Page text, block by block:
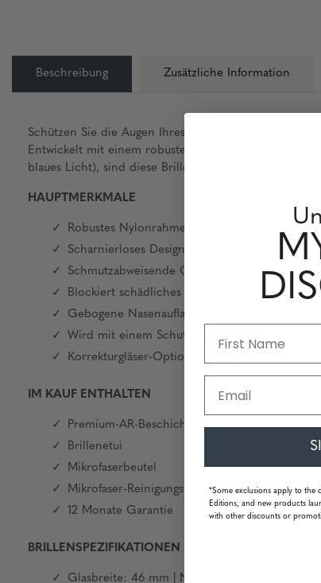
Beschreibung Zusätzliche Information
Schützen Sie die Augen Ihres Kindes im digitalen
Entwickelt mit einem robusten Nylonrahmen und
blaues Licht), sind diese Brillen klinisch getestet
HAUPTMERKMALE
Robustes Nylonrahmenmaterial
Scharnierloses Design für extreme Flexibilität
Schmutzabweisende Glasbeschichtungen
Blockiert schädliches blaues Licht und 100 %
Gebogene Nasenauflage für gleichmäßige
Wird mit einem Schutzetui und Clip geliefert
Korrekturgläser-Optionen verfügbar
IM KAUF ENTHALTEN
Premium-AR-Beschichtung
Brillenetui
Mikrofaserbeutel
Mikrofaser-Reinigungstuch
12 Monate Garantie
BRILLENSPEZIFIKATIONEN
Glasbreite: 46 mm | Nase: 14 mm |
*Some exclusions apply to the
Editions, and new products
with other discounts or